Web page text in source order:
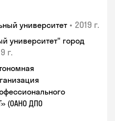
университет • 2019 г.
университет" город
г.
(ОАНО ДПО